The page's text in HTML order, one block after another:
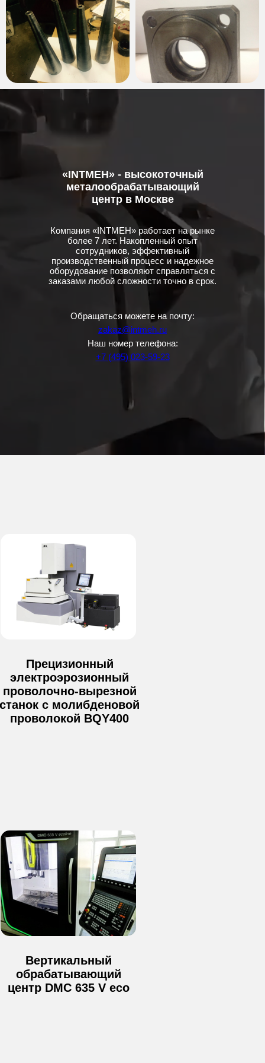
Обращаться можете на почту:
zakaz@intmeh.ru
Наш номер телефона:
+7 (495) 023-59-23
«INTMEH» - высокоточный
металообрабатывающий
центр в Москве
Компания «INTMEH» работает на рынке
более 7 лет. Накопленный опыт
сотрудников, эффективный
производственный процесс и надежное
оборудование позволяют справляться с
заказами любой сложности точно в срок.
Прецизионный
электроэрозионный
проволочно-вырезной
станок с молибденовой
проволокой BQY400
Вертикальный
обрабатывающий
центр DMC 635 V eco